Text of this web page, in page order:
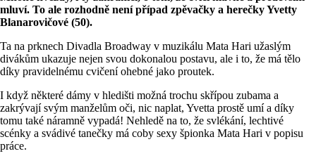
mluví. To ale rozhodně není případ zpěvačky a herečky Yvetty
Blanarovičové (50).
Ta na prknech Divadla Broadway v muzikálu Mata Hari užaslým
divákům ukazuje nejen svou dokonalou postavu, ale i to, že má tělo
díky pravidelnému cvičení ohebné jako proutek.
I když některé dámy v hledišti možná trochu skřípou zubama a
zakrývají svým manželům oči, nic naplat, Yvetta prostě umí a díky
tomu také náramně vypadá! Nehledě na to, že svlékání, lechtivé
scénky a svádivé tanečky má coby sexy špionka Mata Hari v popisu
práce.